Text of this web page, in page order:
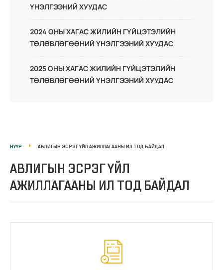
ҮНЭЛГЭЭНИЙ ХУУДАС
2024 ОНЫ ХАГАС ЖИЛИЙН ГҮЙЦЭТЭЛИЙН
ТӨЛӨВЛӨГӨӨНИЙ ҮНЭЛГЭЭНИЙ ХУУДАС
2025 ОНЫ ХАГАС ЖИЛИЙН ГҮЙЦЭТЭЛИЙН
ТӨЛӨВЛӨГӨӨНИЙ ҮНЭЛГЭЭНИЙ ХУУДАС
НҮҮР АВЛИГЫН ЭСРЭГ ҮЙЛ АЖИЛЛАГААНЫ ИЛ ТОД БАЙДАЛ
АВЛИГЫН ЭСРЭГ ҮЙЛ
АЖИЛЛАГААНЫ ИЛ ТОД БАЙДАЛ